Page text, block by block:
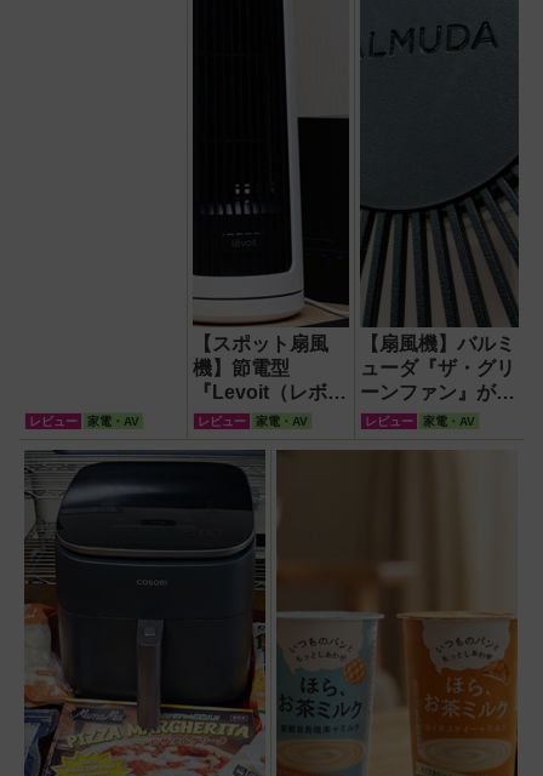
レビュー 家電・AV
【スポット扇風
機】節電型
『Levoit（レボイ
ト）ミニタワーフ
ァン』なら快適・
安全・静音・コン
パクトで移動も簡
単！【猛暑・酷暑
対策】
レビュー 家電・AV
【扇風機】バルミ
ューダ『ザ・グリ
ーンファン』が再
現する自然の風が
徹底している！
レビュー 家電・AV